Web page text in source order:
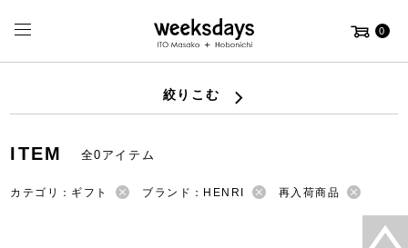
0
絞りこむ
ITEM 全0アイテム
カテゴリ：ギフト ブランド：HENRI 再入荷商品